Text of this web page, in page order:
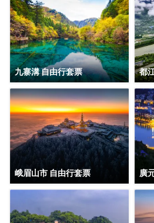
九寨溝 自由行套票 都
峨眉山市 自由行套票 廣